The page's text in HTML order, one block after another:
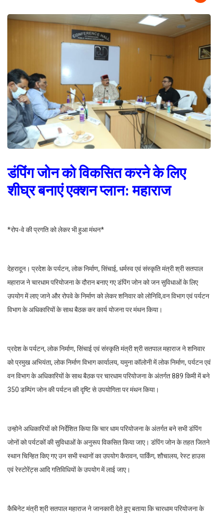
डंपिंग जोन को विकसित करने के लिए
शीघ्र बनाएं एक्शन प्लान: महाराज
*रोप-वे की प्रगति को लेकर भी हुआ मंथन*
देहरादून। प्रदेश के पर्यटन, लोक निर्माण, सिंचाई, धर्मस्व एवं संस्कृति मंत्री श्री सतपाल
महाराज ने चारधाम परियोजना के दौरान बनाए गए डंपिंग जोन को जन सुविधाओं के लिए
उपयोग में लाए जाने और रोपवे के निर्माण को लेकर शनिवार को लोनिवि,वन विभाग एवं पर्यटन
विभाग के अधिकारियों के साथ बैठक कर कार्य योजना पर मंथन किया।
प्रदेश के पर्यटन, लोक निर्माण, सिंचाई एवं संस्कृति मंत्री श्री सतपाल महाराज ने शनिवार
को प्रमुख अभियंता, लोक निर्माण विभाग कार्यालय, यमुना कॉलोनी में लोक निर्माण, पर्यटन एवं
वन विभाग के अधिकारियों के साथ बैठक पर चारधाम परियोजना के अंतर्गत 889 किमी में बने
350 डम्पिंग जोन की पर्यटन की दृष्टि से उपयोगिता पर मंथन किया।
उन्होने अधिकारियों को निर्देशित किया कि चार धाम परियोजना के अंतर्गत बने सभी डंपिंग
जोनों को पर्यटकों की सुविधाओं के अनुरूप विकसित किया जाए। डंपिंग जोन के तहत जितने
स्थान चिन्हित किए गए उन सभी स्थानों का उपयोग कैरावन, पार्किंग, शौचालय, रेस्ट हाउस
एवं रेस्टोरेंट्स आदि गतिविधियों के उपयोग में लाई जाए।
कैबिनेट मंत्री श्री सतपाल महाराज ने जानकारी देते हुए बताया कि चारधाम परियोजना के